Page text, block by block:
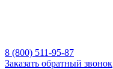
8 (800) 511-95-87
Заказать обратный звонок